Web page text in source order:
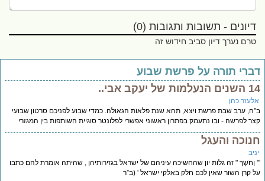
דיונים - תשובות ותגובות (0)
טרם נערך דיון סביב חידוש זה
תורה על פרשת שבוע
של יעקב אבי..
כהן
ערב שבת פרשת ויצא, תהא שנת פלאות הגאולה. כמדי שבוע לפניכם סרטון שבועי
לפרשה - ובו נתעמק בפתרון ראשוני אפשרי לפלונטר סוגיית השותפות בין המגזרי
והעגל
וְחֹשֶׁךְ " זה גלות יון שהחשיכה עיניהם של ישראל בגזירותיהן , שהיתה אומרת להם כתבו
קרן השור שאין לכם חלק באלקי ישראל ' (ב”ר